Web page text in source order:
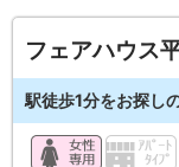
フェアハウス
駅徒歩1分をお探し